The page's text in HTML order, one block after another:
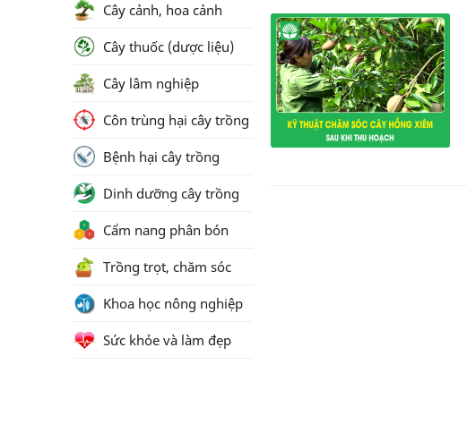
Cây cảnh, hoa cảnh
Cây thuốc (dược liệu)
Cây lâm nghiệp
Côn trùng hại cây trồng
Bệnh hại cây trồng
Dinh dưỡng cây trồng
Cẩm nang phân bón
Trồng trọt, chăm sóc
Khoa học nông nghiệp
Sức khỏe và làm đẹp